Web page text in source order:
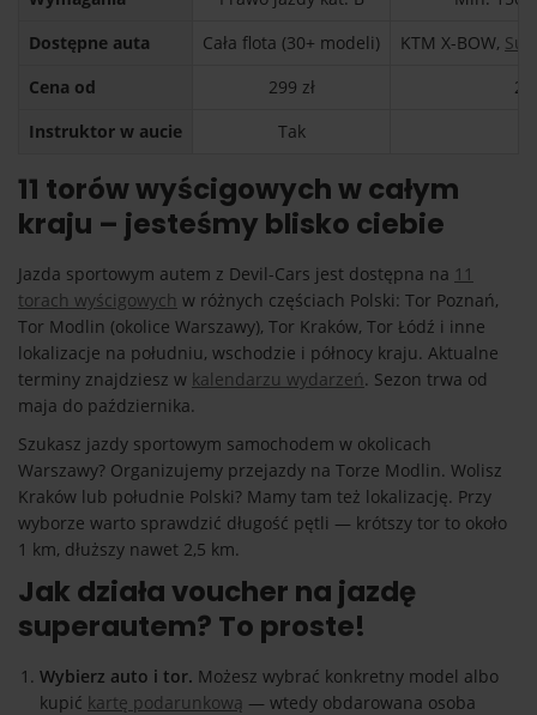
Dostępne auta
Cała flota (30+ modeli) KTM X-BOW,
Cena od
299 zł
Instruktor w aucie
Tak
11 torów wyścigowych w całym
kraju – jesteśmy blisko ciebie
Jazda sportowym autem z Devil-Cars jest dostępna na 11
torach wyścigowych w różnych częściach Polski: Tor Poznań,
Tor Modlin (okolice Warszawy), Tor Kraków, Tor Łódź i inne
lokalizacje na południu, wschodzie i północy kraju. Aktualne
terminy znajdziesz w kalendarzu wydarzeń. Sezon trwa od
maja do października.
Szukasz jazdy sportowym samochodem w okolicach
Warszawy? Organizujemy przejazdy na Torze Modlin. Wolisz
Kraków lub południe Polski? Mamy tam też lokalizację. Przy
wyborze warto sprawdzić długość pętli — krótszy tor to około
1 km, dłuższy nawet 2,5 km.
Jak działa voucher na jazdę
superautem? To proste!
Wybierz auto i tor. Możesz wybrać konkretny model albo
kupić kartę podarunkową — wtedy obdarowana osoba